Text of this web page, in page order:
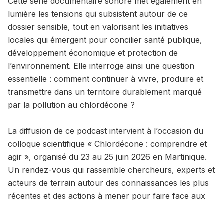
lumière les tensions qui subsistent autour de ce
dossier sensible, tout en valorisant les initiatives
locales qui émergent pour concilier santé publique,
développement économique et protection de
l’environnement. Elle interroge ainsi une question
essentielle : comment continuer à vivre, produire et
transmettre dans un territoire durablement marqué
par la pollution au chlordécone ?
La diffusion de ce podcast intervient à l’occasion du
colloque scientifique « Chlordécone : comprendre et
agir », organisé du 23 au 25 juin 2026 en Martinique.
Un rendez-vous qui rassemble chercheurs, experts et
acteurs de terrain autour des connaissances les plus
récentes et des actions à mener pour faire face aux